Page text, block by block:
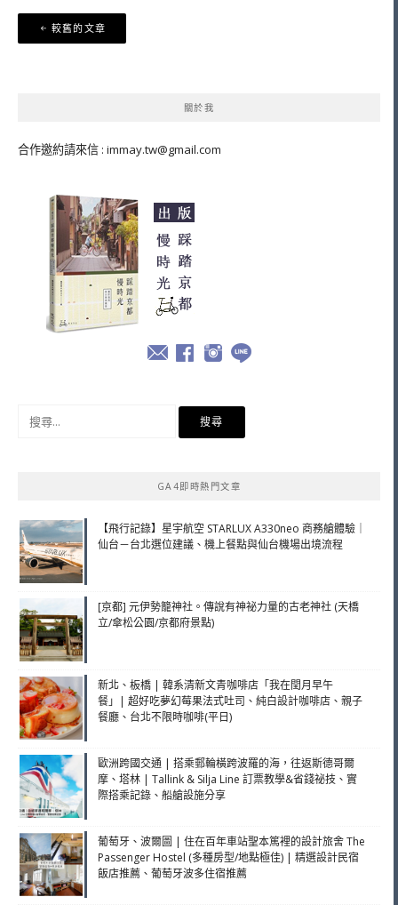
文
章
較舊的文章
關於我
合作邀約請來信 : immay.tw@gmail.com
GA4即時熱門文章
【飛行記錄】星宇航空 STARLUX A330neo 商務艙體驗｜
仙台－台北選位建議、機上餐點與仙台機場出境流程
[京都] 元伊勢籠神社。傳說有神祕力量的古老神社 (天橋
立/傘松公園/京都府景點)
新北、板橋 | 韓系清新文青咖啡店「我在閏月早午
餐」| 超好吃夢幻莓果法式吐司、純白設計咖啡店、親子
餐廳、台北不限時咖啡(平日)
歐洲跨國交通 | 搭乘郵輪橫跨波羅的海，往返斯德哥爾
摩、塔林 | Tallink & Silja Line 訂票教學&省錢祕技、實
際搭乘記錄、船艙設施分享
葡萄牙、波爾圖 | 住在百年車站聖本篤裡的設計旅舍 The
Passenger Hostel (多種房型/地點極佳) | 精選設計民宿
飯店推薦、葡萄牙波多住宿推薦